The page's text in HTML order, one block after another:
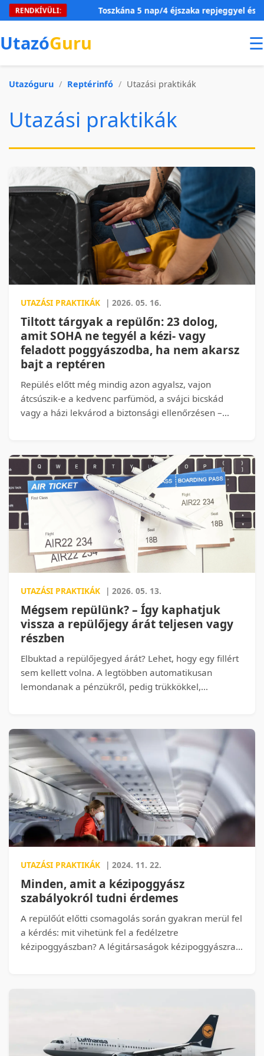
RENDKÍVÜLI: Toszkána 5 nap/4 éjszaka repjeggyel és
UtazóGuru ☰
Utazóguru / Reptérinfó / Utazási praktikák
Utazási praktikák
UTAZÁSI PRAKTIKÁK | 2026. 05. 16.
Tiltott tárgyak a repülőn: 23 dolog,
amit SOHA ne tegyél a kézi- vagy
feladott poggyászodba, ha nem akarsz
bajt a reptéren
Repülés előtt még mindig azon agyalsz, vajon
átcsúszik-e a kedvenc parfümöd, a svájci bicskád
vagy a házi lekvárod a biztonsági ellenőrzésen –
készülsz utazni, de teljes káosz, hogy pontosan mit,
mekkorában és mennyiben vihetsz fel a fedélzetre?
Ebben az útmutatóban tűpontosan kiderül, milyen
hétköznapi dolgokért fizethetsz drága árat a
reptéren, ha nem vagy elég óvatos és mit csomagolj
máshova, ha nem akarod, hogy a kukában végezze a
fél fürdőszobád és a fél konyhád.
UTAZÁSI PRAKTIKÁK | 2026. 05. 13.
Mégsem repülünk? – Így kaphatjuk
vissza a repülőjegy árát teljesen vagy
részben
Elbuktad a repülőjegyed árát? Lehet, hogy egy fillért
sem kellett volna. A legtöbben automatikusan
lemondanak a pénzükről, pedig trükkökkel,
egészében jóváíratod egy későbbi utazásra.
Megmutatjuk, hogyan kaphatsz pénzt a „nem
visszatéríthető” jegyből is, mit nem árulnak el a
fapadosok, és mikor érdemes azonnal lecsapni egy
menetrendváltozásra, mert szó szerint százezreket
jelenthet.
UTAZÁSI PRAKTIKÁK | 2024. 11. 22.
Minden, amit a kézipoggyász
szabályokról tudni érdemes
A repülőút előtti csomagolás során gyakran merül fel
a kérdés: mit vihetünk fel a fedélzetre
kézipoggyászban? A légitársaságok kézipoggyászra
mennyiségét. Cikkünkben részletesen ismertetjük,
elkerülhessük a reptéri kellemetlenségeket, és
gondtalanul indulhassunk útnak.